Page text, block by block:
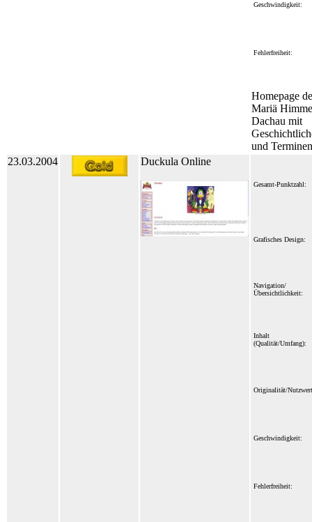
Geschwindigkeit:
Fehlerfreiheit:
Homepage
Mariä
Dachau mit
und Terminen
23.03.2004
Duckula Online
Gesamt-Punktzahl:
Grafisches Design:
Navigation/
Übersichtlichkeit:
Inhalt
(Qualität/Umfang):
Originalität/
Geschwindigkeit:
Fehlerfreiheit: